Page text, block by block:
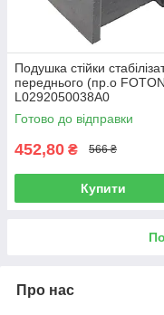
Подушка стійки
переднього (пр.о
L0292050038A0
Готово до відправки
452,80 ₴ 566 ₴
Купити
Про нас